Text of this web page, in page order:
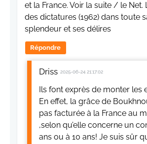
et la France. Voir la suite / le Net.
des dictatures (1962) dans toute
splendeur et ses délires
Répondre
Driss 2025-06-24 21:17:02
Ils font exprès de monter les
En effet, la grâce de
pas facturée à la France au
,selon qu’elle concerne un
ans ou à 10 ans! Je suis sûr